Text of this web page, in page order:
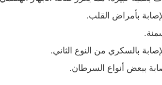
بأمراض القلب.
بالسكري من النوع الثاني.
ببعض أنواع السرطان.